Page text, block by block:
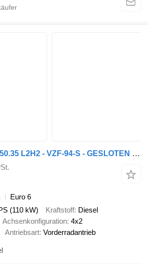
Renault Master 150.35 L2H2 - VZF-94-S - GESLOTEN - EURO 6
Euro 6
(110 kW) Kraftstoff Diesel
Achsenkonfiguration 4x2
Antriebsart Vorderradantrieb